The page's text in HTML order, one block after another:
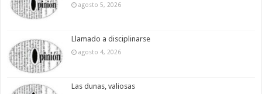
agosto 5, 2026
Llamado a disciplinarse
agosto 4, 2026
Las dunas, valiosas